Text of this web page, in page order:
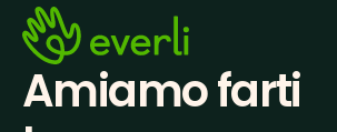
Amiamo farti